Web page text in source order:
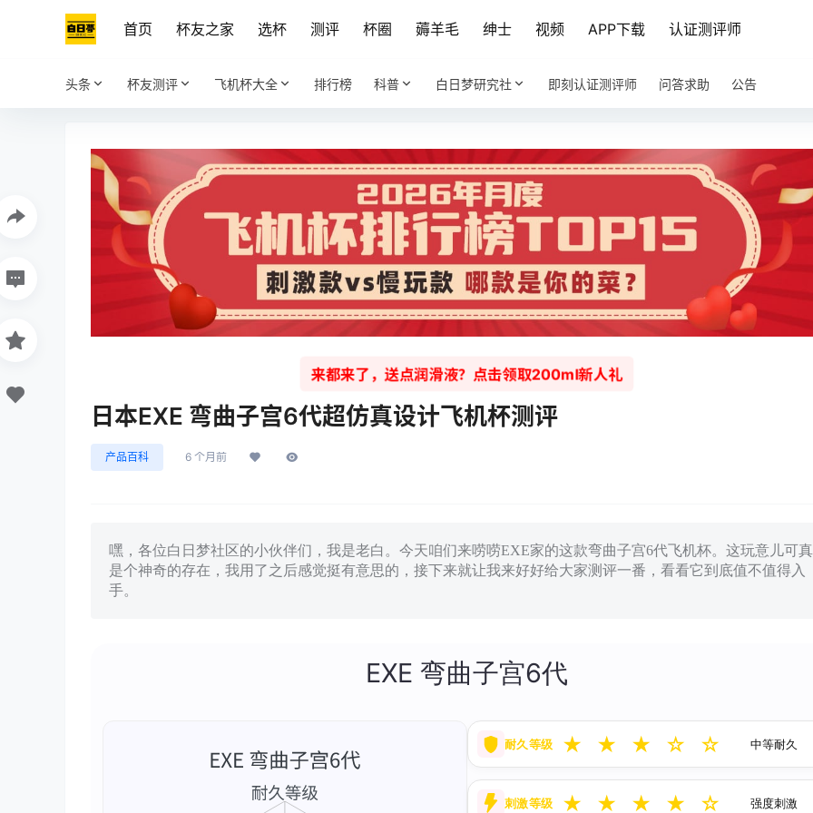
首页 杯友之家 选杯 测评 杯圈 薅羊毛 绅士 视频 APP下载 认证测评师
头条 杯友测评 飞机杯大全 排行榜 科普 白日梦研究社 即刻认证测评师 问答求助 公告
来都来了，送点润滑液？点击领取200ml新人礼
日本EXE 弯曲子宫6代超仿真设计飞机杯测评
产品百科 6 个月前
嘿，各位白日梦社区的小伙伴们，我是老白。今天咱们来唠唠EXE家的这款弯曲子宫6代飞机杯。这玩意儿可真
是个神奇的存在，我用了之后感觉挺有意思的，接下来就让我来好好给大家测评一番，看看它到底值不值得入
手。
EXE 弯曲子宫6代
耐久等级 ★ ★ ★ ☆ ☆ 中等耐久
刺激等级 ★ ★ ★ ★ ☆ 强度刺激